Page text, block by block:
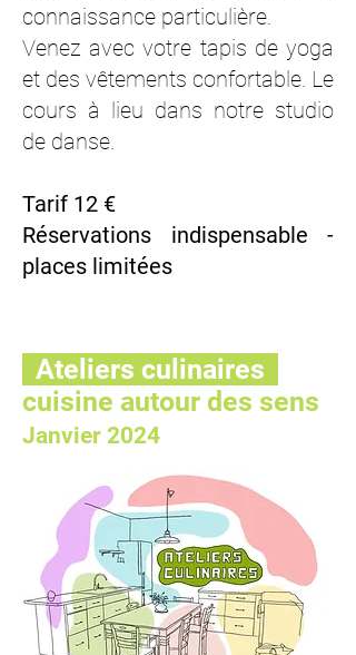
connaissance particulière.
Venez avec votre tapis de yoga
et des vêtements confortable. Le
cours à lieu dans notre studio
de danse.
Tarif 12 €
Réservations indispensable -
places limitées
Ateliers culinaires
cuisine autour des sens
Janvier 2024